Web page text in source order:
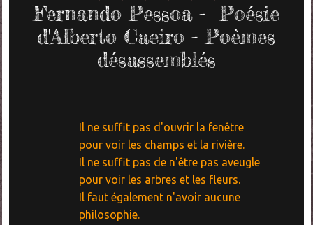
Fernando Pessoa - Poésie
d'Alberto Caeiro - Poèmes
désassemblés
Il ne suffit pas d'ouvrir la fenêtre
pour voir les champs et la rivière.
Il ne suffit pas de n'être pas aveugle
pour voir les arbres et les fleurs.
Il faut également n'avoir aucune
philosophie.